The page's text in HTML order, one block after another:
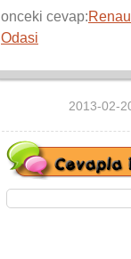
onceki cevap:
Odasi
2013-02-